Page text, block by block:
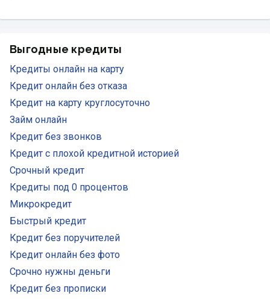
Выгодные кредиты
Кредиты онлайн на карту
Кредит онлайн без отказа
Кредит на карту круглосуточно
Займ онлайн
Кредит без звонков
Кредит с плохой кредитной историей
Срочный кредит
Кредиты под 0 процентов
Микрокредит
Быстрый кредит
Кредит без поручителей
Кредит онлайн без фото
Срочно нужны деньги
Кредит без прописки